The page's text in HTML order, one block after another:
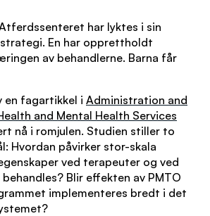
har lyktes i sin
En har opprettholdt
av behandlerne. Barna får
en fagartikkel i Administration and
and Mental Health Services
nå i romjulen. Studien stiller to
Hvordan påvirker stor-skala
ved terapeuter og ved
Blir effekten av PMTO
implementeres bredt i det